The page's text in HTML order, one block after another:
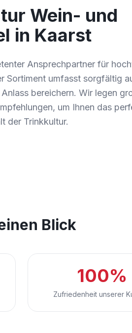
Wein- und
in Kaarst
Ansprechpartner für
Sortiment umfasst sorgfältig
bereichern. Wir legen
um Ihnen das
der Trinkkultur.
Blick
100%
Zufriedenheit unserer